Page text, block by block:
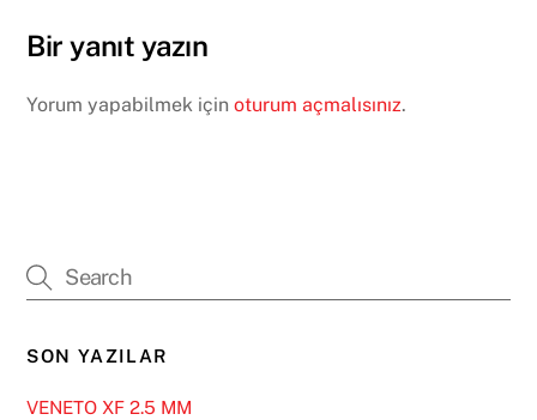
Bir yanıt yazın
Yorum yapabilmek içinoturum açmalısınız.
SON YAZILAR
VENETO XF 2.5 MM